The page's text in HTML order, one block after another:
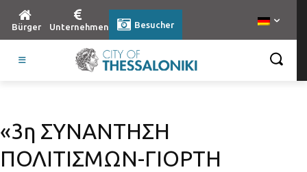
Bürger Unternehmen Besucher
«3η ΣΥΝΑΝΤΗΣΗ
ΠΟΛΙΤΙΣΜΩΝ-ΓΙΟΡΤΗ